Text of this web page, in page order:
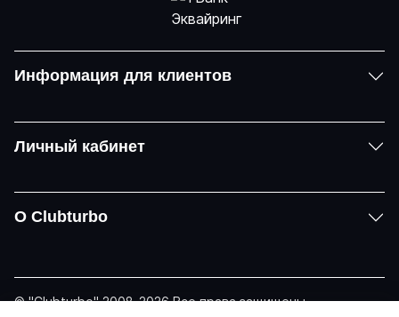
Информация для клиентов
Личный кабинет
О Clubturbo
© "Clubturbo" 2008-2026 Все права защищены